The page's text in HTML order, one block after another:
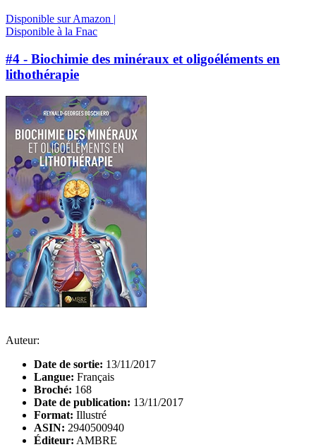
Disponible sur Amazon |
Disponible à la Fnac
#4 - Biochimie des minéraux et oligoéléments en
lithothérapie
Auteur:
Date de sortie: 13/11/2017
Langue: Français
Broché: 168
Date de publication: 13/11/2017
Format: Illustré
ASIN: 2940500940
Éditeur: AMBRE